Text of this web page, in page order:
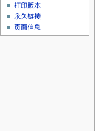
打印版本
永久链接
页面信息